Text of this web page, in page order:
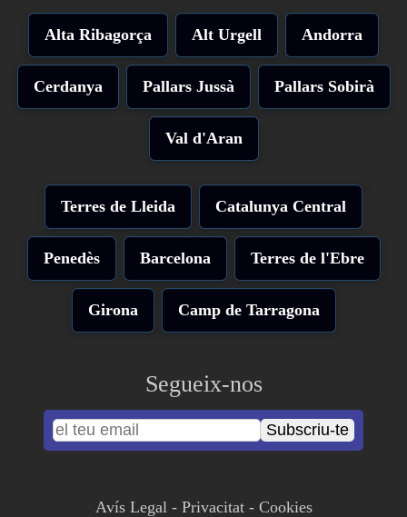
Alta Ribagorça Alt Urgell Andorra
Cerdanya Pallars Jussà Pallars Sobirà
Val d'Aran
Terres de Lleida Catalunya Central
Penedès Barcelona Terres de l'Ebre
Girona Camp de Tarragona
Segueix-nos
Subscriu-te
Avís Legal- Privacitat- Cookies